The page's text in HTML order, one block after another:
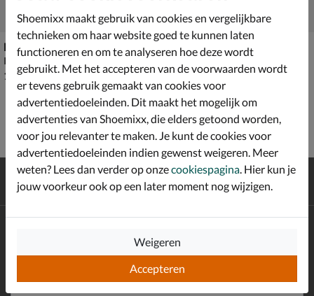
Pikolinos Azores
Instapschoenen - cognac
€ 109,99
109,99
Pikolinos Puerto Rico
van € 119,99 voor € 83,99
119,99 83,99
Gratisverzending en retour*
Achterafbetalen
Schrijf je in voor de Shoemixx nieuwsbrief en ontvang €10,-
welkomstkorting!
Shoemixx maakt gebruik van cookies en vergelijkbare
technieken om haar website goed te kunnen laten
functioneren en om te analyseren hoe deze wordt
gebruikt. Met het accepteren van de voorwaarden wordt
er tevens gebruik gemaakt van cookies voor
advertentiedoeleinden. Dit maakt het mogelijk om
advertenties van Shoemixx, die elders getoond worden,
voor jou relevanter te maken. Je kunt de cookies voor
advertentiedoeleinden indien gewenst weigeren. Meer
weten? Lees dan verder op onzecookiespagina . Hier kun je
jouw voorkeur ook op een later moment nog wijzigen.
Accepteren
Weigeren